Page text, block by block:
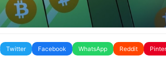
Twitter Facebook WhatsApp Reddit